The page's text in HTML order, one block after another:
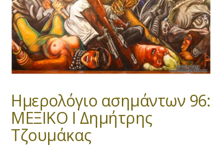
Ημερολόγιο ασημάντων 96:
ΜΕΞΙΚΟ Ι Δημήτρης
Τζουμάκας